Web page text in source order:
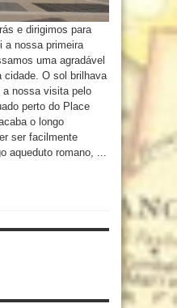
e dirigimos para
a nossa primeira
uma agradável
cidade. O sol brilhava
a nossa visita pelo
perto do Place
o longo
ser facilmente
aqueduto romano, ...